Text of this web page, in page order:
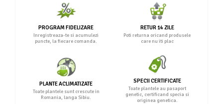
PROGRAM FIDELIZARE
Inregistreaza-te si acumulezi
puncte, la fiecare comanda.
RETUR 14 ZILE
Poti returna oricand produsele
care nu iti plac
PLANTE ACLIMATIZATE
Toate plantele sunt crescute in
Romania, langa Sibiu.
SPECII CERTIFICATE
Toate plantele au pasaport
genetic, certificand specia si
originea genetica.